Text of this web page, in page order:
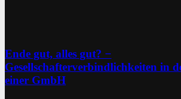
Ende gut, alles gut? −
Gesellschafterverbindlichkeiten in
einer GmbH